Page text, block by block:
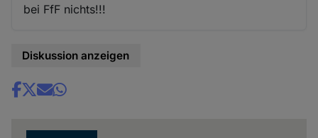
bei FfF nichts!!!
Diskussion anzeigen
Share